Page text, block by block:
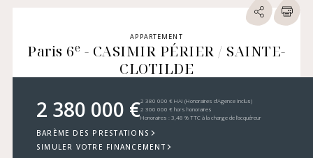
APPARTEMENT
Paris 6e - CASIMIR PÉRIER / SAINTE-
CLOTILDE
2 380 000 €2 380 000 € HAI (Honoraires d’Agence Inclus)
2 300 000 € hors honoraires
Honoraires : 3,48 % TTC à la charge de l’acquéreur
BARÈME DES PRESTATIONS
SIMULER VOTRE FINANCEMENT